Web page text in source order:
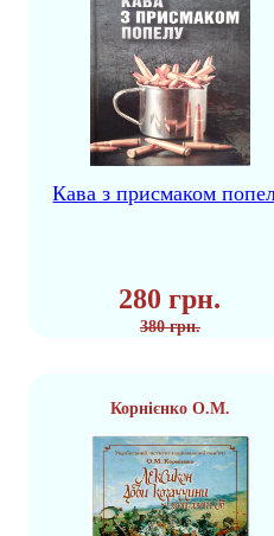
Кава з присмаком
280 грн.
380 грн.
Корнієнко О.М.